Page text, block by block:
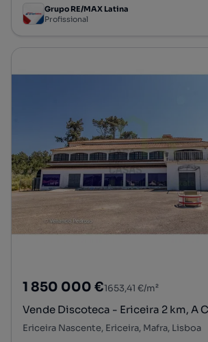
Grupo RE/MAX Latina
Profissional
1 850 000 €1653,41 €/m²
Vende Discoteca - Ericeira 2 km, A
Ericeira Nascente, Ericeira, Mafra, Lisboa